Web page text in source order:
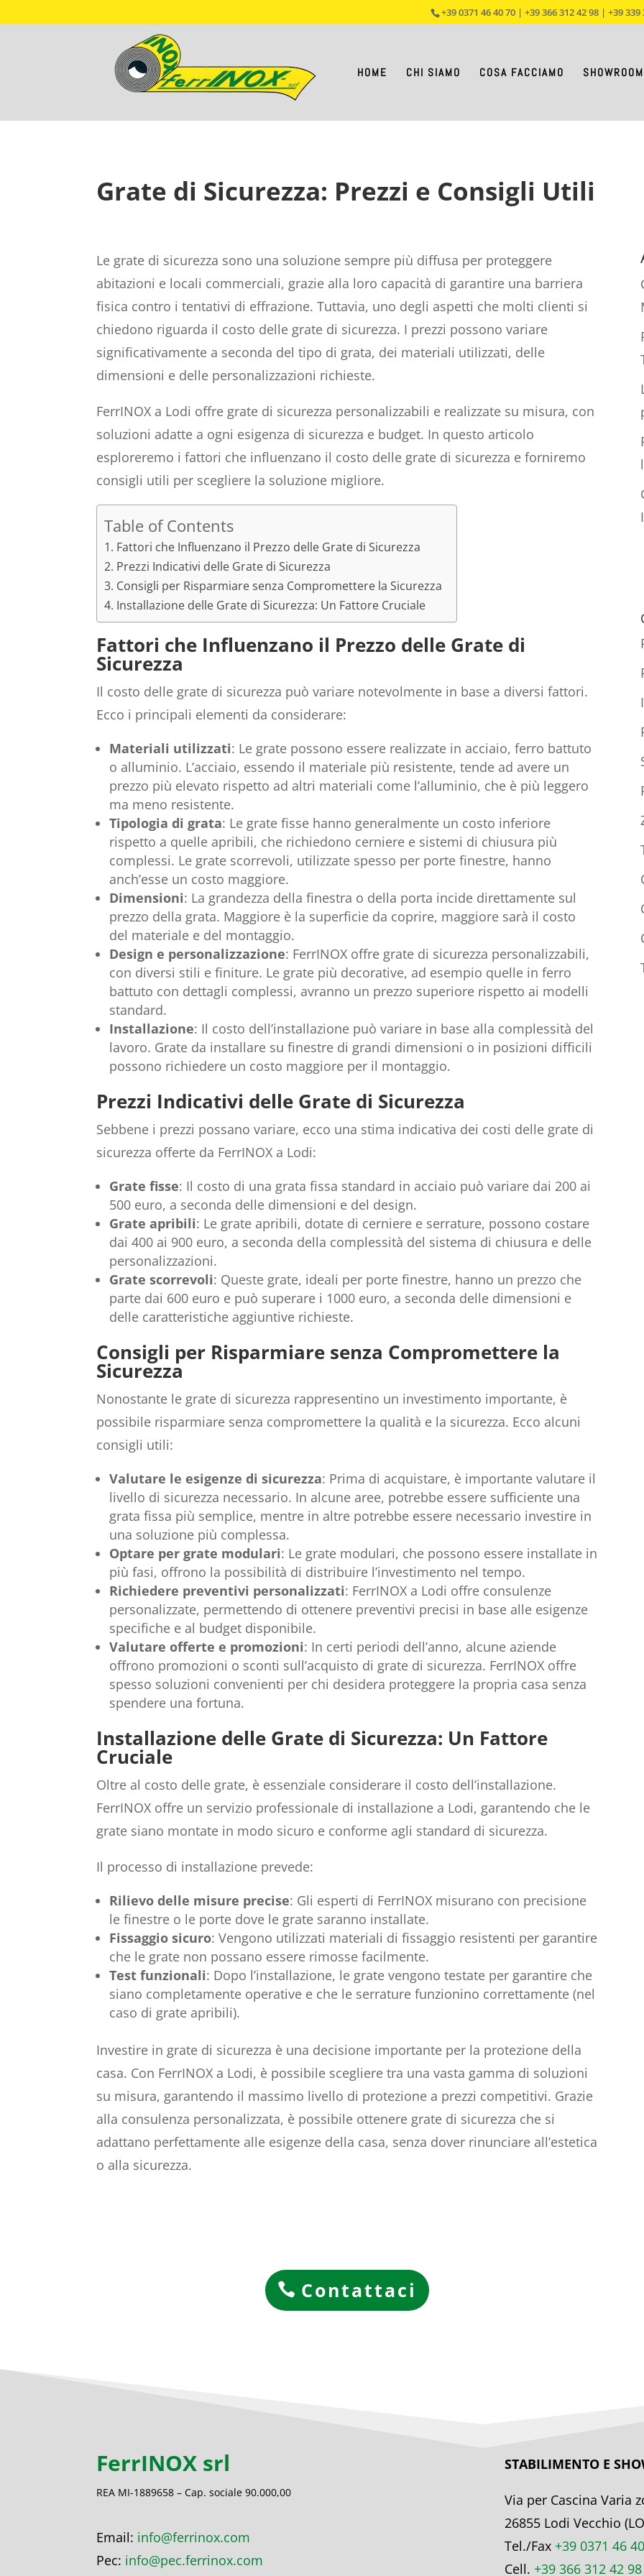
+39 0371 46 40 70 | +39 366 312 42 98 | +39 339
HOME CHI SIAMO COSA FACCIAMO SHOWROOM
Grate di Sicurezza: Prezzi e Consigli Utili
Le grate di sicurezza sono una soluzione sempre più diffusa per proteggere
abitazioni e locali commerciali, grazie alla loro capacità di garantire una barriera
fisica contro i tentativi di effrazione. Tuttavia, uno degli aspetti che molti clienti si
chiedono riguarda il costo delle grate di sicurezza. I prezzi possono variare
significativamente a seconda del tipo di grata, dei materiali utilizzati, delle
dimensioni e delle personalizzazioni richieste.
FerrINOX a Lodi offre grate di sicurezza personalizzabili e realizzate su misura, con
soluzioni adatte a ogni esigenza di sicurezza e budget. In questo articolo
esploreremo i fattori che influenzano il costo delle grate di sicurezza e forniremo
consigli utili per scegliere la soluzione migliore.
Table of Contents
Fattori che Influenzano il Prezzo delle Grate di Sicurezza
Prezzi Indicativi delle Grate di Sicurezza
Consigli per Risparmiare senza Compromettere la Sicurezza
Installazione delle Grate di Sicurezza: Un Fattore Cruciale
Fattori che Influenzano il Prezzo delle Grate di
Sicurezza
Il costo delle grate di sicurezza può variare notevolmente in base a diversi fattori.
Ecco i principali elementi da considerare:
Materiali utilizzati: Le grate possono essere realizzate in acciaio, ferro battuto
o alluminio. L’acciaio, essendo il materiale più resistente, tende ad avere un
prezzo più elevato rispetto ad altri materiali come l’alluminio, che è più leggero
ma meno resistente.
Tipologia di grata: Le grate fisse hanno generalmente un costo inferiore
rispetto a quelle apribili, che richiedono cerniere e sistemi di chiusura più
complessi. Le grate scorrevoli, utilizzate spesso per porte finestre, hanno
anch’esse un costo maggiore.
Dimensioni: La grandezza della finestra o della porta incide direttamente sul
prezzo della grata. Maggiore è la superficie da coprire, maggiore sarà il costo
del materiale e del montaggio.
Design e personalizzazione: FerrINOX offre grate di sicurezza personalizzabili,
con diversi stili e finiture. Le grate più decorative, ad esempio quelle in ferro
battuto con dettagli complessi, avranno un prezzo superiore rispetto ai modelli
standard.
Installazione: Il costo dell’installazione può variare in base alla complessità del
lavoro. Grate da installare su finestre di grandi dimensioni o in posizioni difficili
possono richiedere un costo maggiore per il montaggio.
Prezzi Indicativi delle Grate di Sicurezza
Sebbene i prezzi possano variare, ecco una stima indicativa dei costi delle grate di
sicurezza offerte da FerrINOX a Lodi:
Grate fisse: Il costo di una grata fissa standard in acciaio può variare dai 200 ai
500 euro, a seconda delle dimensioni e del design.
Grate apribili: Le grate apribili, dotate di cerniere e serrature, possono costare
dai 400 ai 900 euro, a seconda della complessità del sistema di chiusura e delle
personalizzazioni.
Grate scorrevoli: Queste grate, ideali per porte finestre, hanno un prezzo che
parte dai 600 euro e può superare i 1000 euro, a seconda delle dimensioni e
delle caratteristiche aggiuntive richieste.
Consigli per Risparmiare senza Compromettere la
Sicurezza
Nonostante le grate di sicurezza rappresentino un investimento importante, è
possibile risparmiare senza compromettere la qualità e la sicurezza. Ecco alcuni
consigli utili:
Valutare le esigenze di sicurezza: Prima di acquistare, è importante valutare il
livello di sicurezza necessario. In alcune aree, potrebbe essere sufficiente una
grata fissa più semplice, mentre in altre potrebbe essere necessario investire in
una soluzione più complessa.
Optare per grate modulari: Le grate modulari, che possono essere installate in
più fasi, offrono la possibilità di distribuire l’investimento nel tempo.
Richiedere preventivi personalizzati: FerrINOX a Lodi offre consulenze
personalizzate, permettendo di ottenere preventivi precisi in base alle esigenze
specifiche e al budget disponibile.
Valutare offerte e promozioni: In certi periodi dell’anno, alcune aziende
offrono promozioni o sconti sull’acquisto di grate di sicurezza. FerrINOX offre
spesso soluzioni convenienti per chi desidera proteggere la propria casa senza
spendere una fortuna.
Installazione delle Grate di Sicurezza: Un Fattore
Cruciale
Oltre al costo delle grate, è essenziale considerare il costo dell’installazione.
FerrINOX offre un servizio professionale di installazione a Lodi, garantendo che le
grate siano montate in modo sicuro e conforme agli standard di sicurezza.
Il processo di installazione prevede:
Rilievo delle misure precise: Gli esperti di FerrINOX misurano con precisione
le finestre o le porte dove le grate saranno installate.
Fissaggio sicuro: Vengono utilizzati materiali di fissaggio resistenti per garantire
che le grate non possano essere rimosse facilmente.
Test funzionali: Dopo l’installazione, le grate vengono testate per garantire che
siano completamente operative e che le serrature funzionino correttamente (nel
caso di grate apribili).
Investire in grate di sicurezza è una decisione importante per la protezione della
casa. Con FerrINOX a Lodi, è possibile scegliere tra una vasta gamma di soluzioni
su misura, garantendo il massimo livello di protezione a prezzi competitivi. Grazie
alla consulenza personalizzata, è possibile ottenere grate di sicurezza che si
adattano perfettamente alle esigenze della casa, senza dover rinunciare all’estetica
o alla sicurezza.
Contattaci
FerrINOX srl
REA MI-1889658 – Cap. sociale 90.000,00
Email: info@ferrinox.com
Pec: info@pec.ferrinox.com
STABILIMENTO E
Via per Cascina Varia
26855 Lodi Vecchio
Tel./Fax +39 0371 46
Cell. +39 366 312 42 98